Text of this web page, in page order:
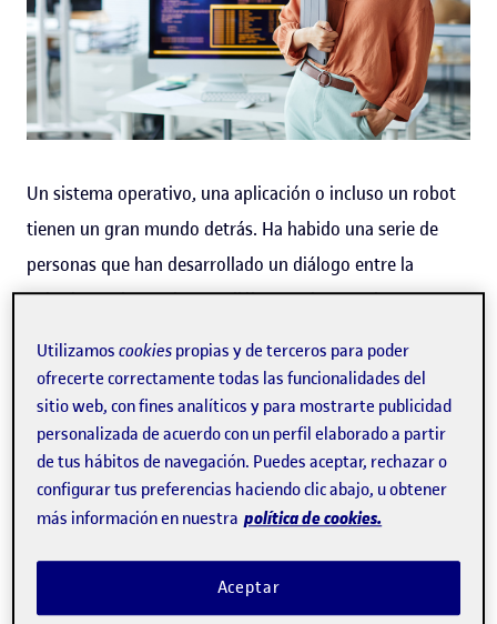
Un sistema operativo, una aplicación o incluso un robot
tienen un gran mundo detrás. Ha habido una serie de
personas que han desarrollado un diálogo entre la
máquina y el usuario. Ese diálogo se basa en los
Los lenguajes de programación son lenguajes formales
diseñados para realizar procesos que puedan ser llevados
a cabo por un ordenador. Se utilizan para crear
programas que controlan el comportamiento físico y
lógico de una máquina, para expresar algoritmos con
precisión o como medio de comunicación entre personas
Utilizamoscookies propias y de terceros para poder
ofrecerte correctamente todas las funcionalidades del
sitio web, con fines analíticos y para mostrarte publicidad
personalizada de acuerdo con un perfil elaborado a partir
de tus hábitos de navegación. Puedes aceptar, rechazar o
configurar tus preferencias haciendo clic abajo, u obtener
más información en nuestra política de cookies.
Aceptar